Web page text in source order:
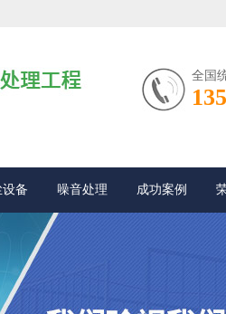
全国
设备 噪音处理 成功案例